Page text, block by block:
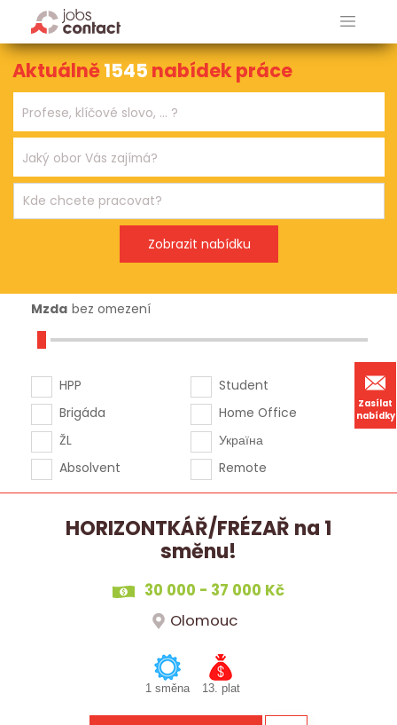
Zasílat
nabídky
Aktuálně1545 nabídek práce
Mzda bez omezení
HPP
Brigáda
ŽL
Absolvent
Student
Home Office
Україна
Remote
HORIZONTKÁŘ/FRÉZAŘ na 1
směnu!
30 000 - 37 000 Kč
Olomouc
1 směna 13. plat